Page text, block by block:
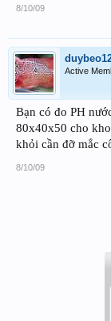
8/10/09
Active
Bạn có đo PH
80x40x50 cho
khỏi cần đỡ mắc
8/10/09